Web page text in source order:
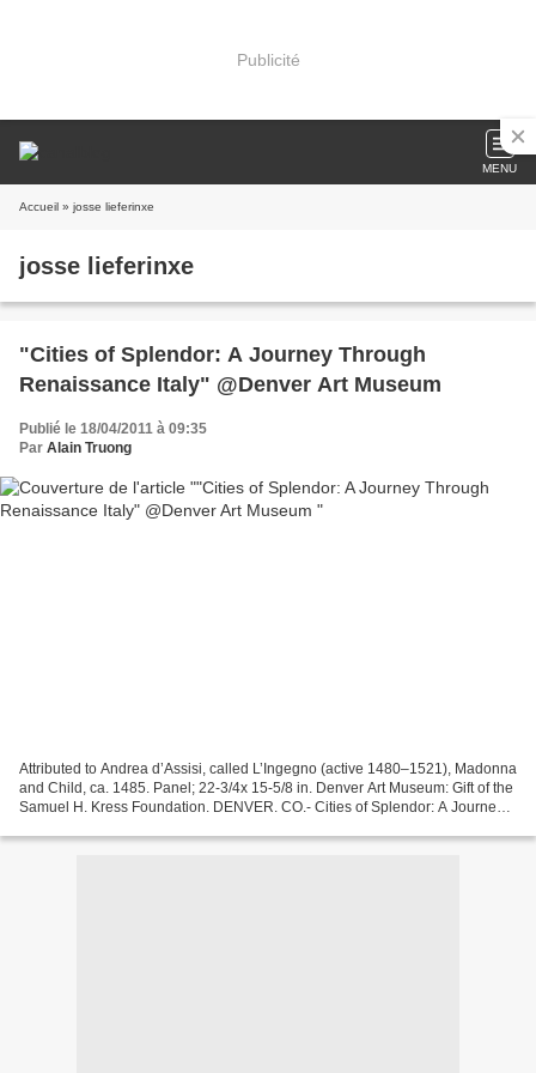
Publicité
MENU
Accueil » josse lieferinxe
josse lieferinxe
"Cities of Splendor: A Journey Through
Renaissance Italy" @Denver Art Museum
Publié le 18/04/2011 à 09:35
Par Alain Truong
Attributed to Andrea d’Assisi, called L’Ingegno (active 1480–1521), Madonna
and Child, ca. 1485. Panel; 22-3/4x 15-5/8 in. Denver Art Museum: Gift of the
Samuel H. Kress Foundation. DENVER. CO.- Cities of Splendor: A Journey